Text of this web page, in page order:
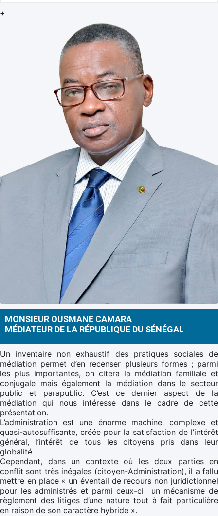
+
MONSIEUR OUSMANE CAMARA
MÉDIATEUR DE LA RÉPUBLIQUE DU SÉNÉGAL
Un inventaire non exhaustif des pratiques sociales de
médiation permet d’en recenser plusieurs formes ; parmi
les plus importantes, on citera la médiation familiale et
conjugale mais également la médiation dans le secteur
public et parapublic. C’est ce dernier aspect de la
médiation qui nous intéresse dans le cadre de cette
présentation.
L’administration est une énorme machine, complexe et
quasi-autosuffisante, créée pour la satisfaction de l’intérêt
général, l’intérêt de tous les citoyens pris dans leur
globalité.
Cependant, dans un contexte où les deux parties en
conflit sont très inégales (citoyen-Administration), il a fallu
mettre en place « un éventail de recours non juridictionnel
pour les administrés et parmi ceux-ci un mécanisme de
règlement des litiges d’une nature tout à fait particulière
en raison de son caractère hybride ».